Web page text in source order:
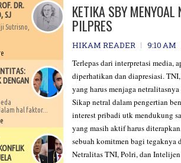
KETIKA SBY
PILPRES
HIKAM READER 9:10 AM
Terlepas dari interpretasi media,
diperhatikan dan diapresiasi.
yang harus menjaga
Sikap netral dalam pengertian
interest pribadi utk mendukung
yang masih aktif harus
sebuah komitmen bagi
Netralitas TNI, Polri, dan
DR.
SJ
Sutrisno,
DENGAN
hal faktor...